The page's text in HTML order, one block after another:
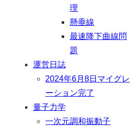
理
懸垂線
最速降下曲線問
題
運営日誌
2024年6月8日マイグレ
ーション完了
量子力学
一次元調和振動子